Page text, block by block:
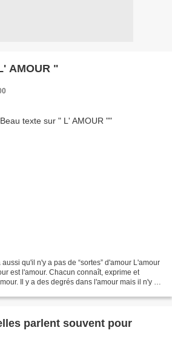
AMOUR "
qu'il n'y a pas de “sortes” d'amour L'amour
est l'amour. Chacun connaît, exprime et
Il y a des degrés dans l'amour mais il n'y a
parlent souvent pour